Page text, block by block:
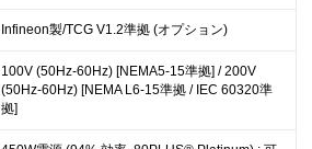
Infineon製/TCG V1.2準拠 (オプション)
100V (50Hz-60Hz) [NEMA5-15準拠] / 200V
(50Hz-60Hz) [NEMA L6-15準拠 / IEC 60320準
拠]